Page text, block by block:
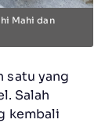
Mahi dan
satu yang
Salah
kembali